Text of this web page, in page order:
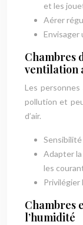
et les
Aérer
Envisager
Chambres
ventilation
Les
pollution et
d’air.
Adapter
les
Privilégier
Chambres
l’humidité